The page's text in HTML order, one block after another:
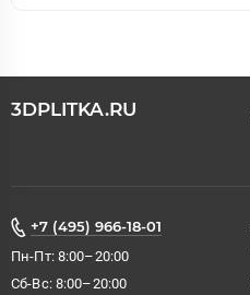
3DPLITKA.RU
+7 (495) 966-18-01
Пн-Пт: 8:00–20:00
Сб-Вс: 8:00–20:00